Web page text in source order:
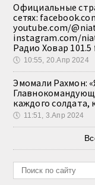
Официальные
сетях:
youtube.com/
instagram.com/
Радио Ховар
🕔 10:55, 20.Апр 2024
Эмомали Рахмон:
каждого солдата,
🕔 11:51, 3.Апр 2024